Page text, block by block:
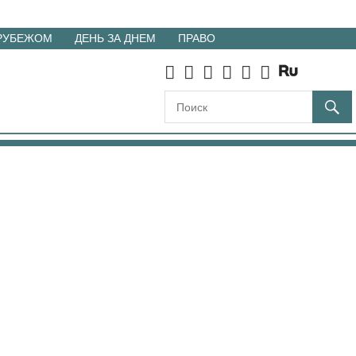
ДЕНЬ ЗА ДНЕМ ПРАВО